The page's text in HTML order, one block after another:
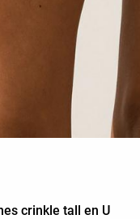
crinkle tall en U